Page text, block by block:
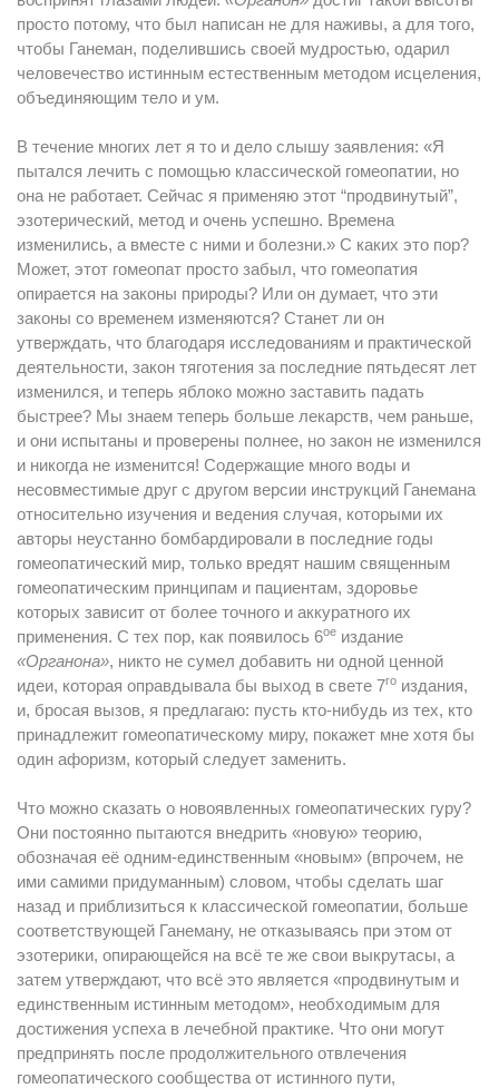
просто потому, что был написан не для наживы, а для того,
чтобы Ганеман, поделившись своей мудростью, одарил
человечество истинным естественным методом исцеления,
объединяющим тело и ум.
В течение многих лет я то и дело слышу заявления: «Я
пытался лечить с помощью классической гомеопатии, но
она не работает. Сейчас я применяю этот “продвинутый”,
эзотерический, метод и очень успешно. Времена
изменились, а вместе с ними и болезни.» С каких это пор?
Может, этот гомеопат просто забыл, что гомеопатия
опирается на законы природы? Или он думает, что эти
законы со временем изменяются? Станет ли он
утверждать, что благодаря исследованиям и практической
деятельности, закон тяготения за последние пятьдесят лет
изменился, и теперь яблоко можно заставить падать
быстрее? Мы знаем теперь больше лекарств, чем раньше,
и они испытаны и проверены полнее, но закон не изменился
и никогда не изменится! Содержащие много воды и
несовместимые друг с другом версии инструкций Ганемана
относительно изучения и ведения случая, которыми их
авторы неустанно бомбардировали в последние годы
гомеопатический мир, только вредят нашим священным
гомеопатическим принципам и пациентам, здоровье
которых зависит от более точного и аккуратного их
применения. С тех пор, как появилось 6ое издание
«Органона», никто не сумел добавить ни одной ценной
идеи, которая оправдывала бы выход в свете 7го издания,
и, бросая вызов, я предлагаю: пусть кто-нибудь из тех, кто
принадлежит гомеопатическому миру, покажет мне хотя бы
один афоризм, который следует заменить.
Что можно сказать о новоявленных гомеопатических гуру?
Они постоянно пытаются внедрить «новую» теорию,
обозначая её одним-единственным «новым» (впрочем, не
ими самими придуманным) словом, чтобы сделать шаг
назад и приблизиться к классической гомеопатии, больше
соответствующей Ганеману, не отказываясь при этом от
эзотерики, опирающейся на всё те же свои выкрутасы, а
затем утверждают, что всё это является «продвинутым и
единственным истинным методом», необходимым для
достижения успеха в лечебной практике. Что они могут
предпринять после продолжительного отвлечения
гомеопатического сообщества от истинного пути,